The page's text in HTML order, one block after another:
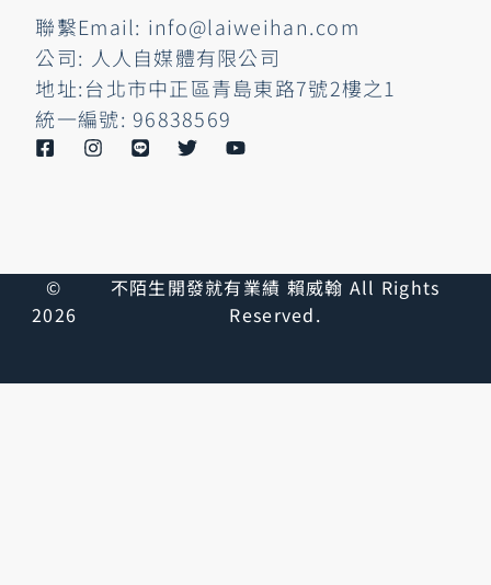
聯繫Email: info@laiweihan.com
公司: 人人自媒體有限公司
地址:台北市中正區青島東路7號2樓之1
統一編號: 96838569
©
2026
不陌生開發就有業績 賴威翰 All Rights
Reserved.